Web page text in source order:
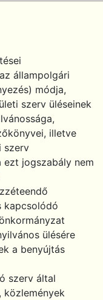
állampolgári
módja,
szerv üléseinek
illetve
szerv
ezt jogszabály nem
kapcsolódó
ülésére
a benyújtás
szerv által